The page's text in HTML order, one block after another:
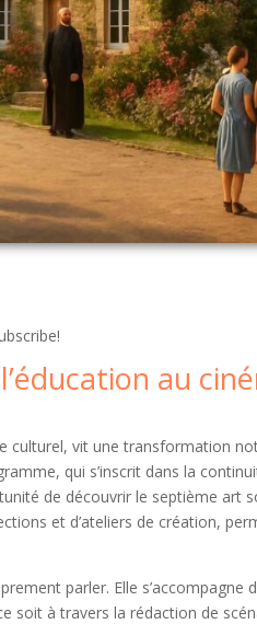
au
culturel, vit une transformation
qui s’inscrit dans la
de découvrir le septième art
et d’ateliers de création,
parler. Elle
soit à travers la rédaction de